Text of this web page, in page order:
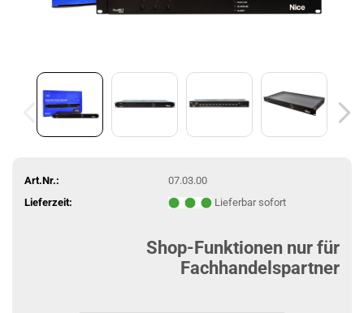
Art.Nr.:
07.03.00
Lieferzeit:
Lieferbar sofort
Shop-Funktionen nur für
Fachhandelspartner